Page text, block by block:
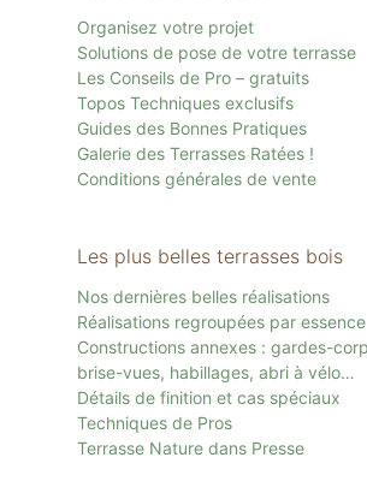
Organisez votre projet
Solutions de pose de votre terrasse
Les Conseils de Pro – gratuits
Topos Techniques exclusifs
Guides des Bonnes Pratiques
Galerie des Terrasses Ratées !
Conditions générales de vente
Les plus belles terrasses bois
Nos dernières belles réalisations
Réalisations regroupées par essence
Constructions annexes : gardes-
brise-vues, habillages, abri à vélo…
Détails de finition et cas spéciaux
Techniques de Pros
Terrasse Nature dans Presse